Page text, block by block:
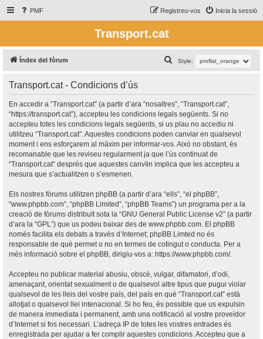
PMF Inicia la sessió
Registreu-vos
Transport.cat
Índex del fòrum Style:
e
c
a
Transport.cat - Condicions d’ús
En accedir a “Transport.cat” (a partir d’ara “nosaltres”, “Transport.cat”,
“https://transport.cat”), accepteu les condicions legals següents. Si no
accepteu totes les condicions legals següents, si us plau no accediu ni
utilitzeu “Transport.cat”. Aquestes condicions poden canviar en qualsevol
moment i ens esforçarem al màxim per informar-vos. Això no obstant, és
recomanable que les reviseu regularment ja que l’ús continuat de
“Transport.cat” després que aquestes canvïin implica que les accepteu a
mesura que s’actualitzen o s’esmenen.
Els nostres fòrums utilitzen phpBB (a partir d’ara “ells”, “el phpBB”,
“www.phpbb.com”, “phpBB Limited”, “phpBB Teams”) un programa per a la
creació de fòrums distribuït sota la “GNU General Public License v2” (a partir
d’ara la “GPL”) que us podeu baixar des de www.phpbb.com . El phpBB
només facilita els debats a través d’Internet; phpBB Limted no és
responsable de què permet o no en termes de cotingut o conducta. Per a
més informació sobre el phpBB, dirigiu-vos a: https://www.phpbb.com/.
Accepteu no publicar material abusiu, obscè, vulgar, difamatori, d’odi,
amenaçant, orientat sexualment o de qualsevol altre tipus que pugui violar
qualsevol de les lleis del vostre país, del país en què “Transport.cat” està
allotjat o qualsevol llei intenacional. Si ho feu, és possible que us expulsin
de manera immediata i permanent, amb una notificació al vostre proveïdor
d’Internet si fos necessari. L’adreça IP de totes les vostres entrades és
enregistrada per ajudar a fer complir aquestes condicions. Accepteu que a